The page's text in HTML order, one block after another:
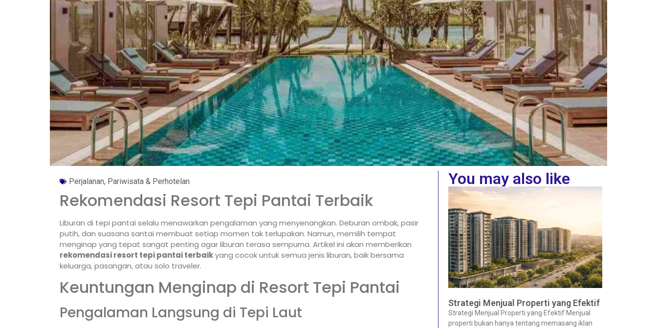
Perjalanan, Pariwisata & Perhotelan
Rekomendasi Resort Tepi Pantai Terbaik
Liburan di tepi pantai selalu menawarkan pengalaman yang menyenangkan. Deburan ombak, pasir
putih, dan suasana santai membuat setiap momen tak terlupakan. Namun, memilih tempat
menginap yang tepat sangat penting agar liburan terasa sempurna. Artikel ini akan memberikan
rekomendasi resort tepi pantai terbaikyang cocok untuk semua jenis liburan, baik bersama
keluarga, pasangan, atau solo traveler.
Keuntungan Menginap di Resort Tepi Pantai
Pengalaman Langsung di Tepi Laut
You may also like
Strategi Menjual Properti yang Efektif
Strategi Menjual Properti yang Efektif Menjual
properti bukan hanya tentang memasang iklan